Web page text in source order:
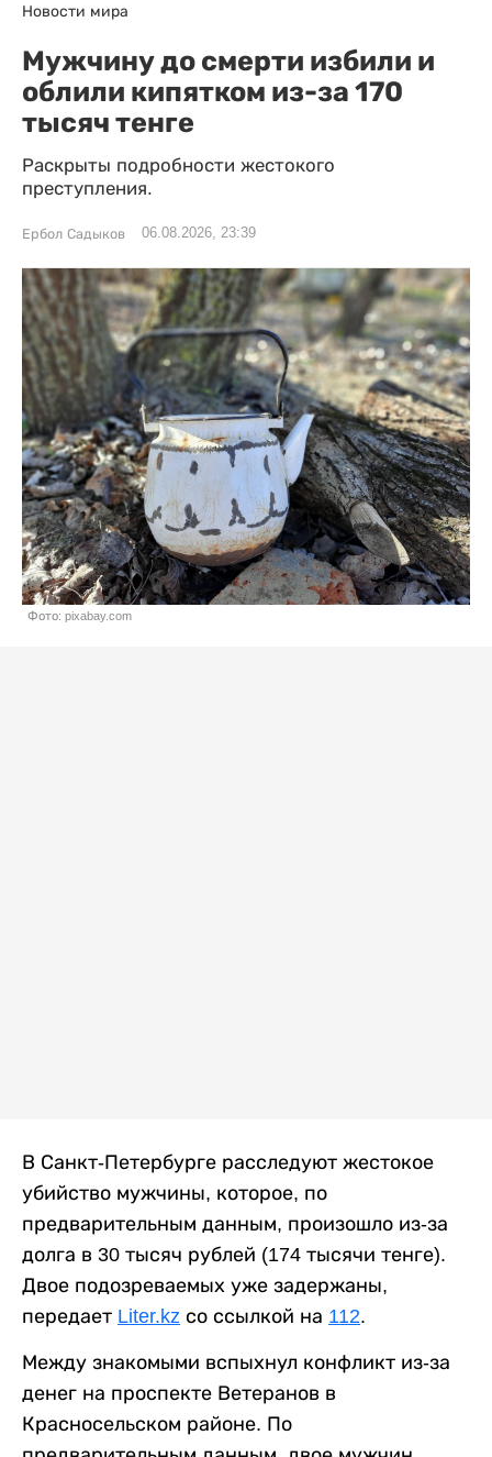
Новости мира
Мужчину до смерти избили и
облили кипятком из-за 170
тысяч тенге
Раскрыты подробности жестокого
преступления.
Ербол Садыков 06.08.2026, 23:39
Фото: pixabay.com
В Санкт-Петербурге расследуют жестокое
убийство мужчины, которое, по
предварительным данным, произошло из-за
долга в 30 тысяч рублей (174 тысячи тенге).
Двое подозреваемых уже задержаны,
передает Liter.kz со ссылкой на 112.
Между знакомыми вспыхнул конфликт из-за
денег на проспекте Ветеранов в
Красносельском районе. По